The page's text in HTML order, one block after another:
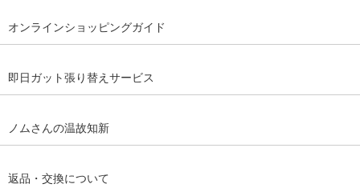
オンラインショッピングガイド
即日ガット張り替えサービス
ノムさんの温故知新
返品・交換について